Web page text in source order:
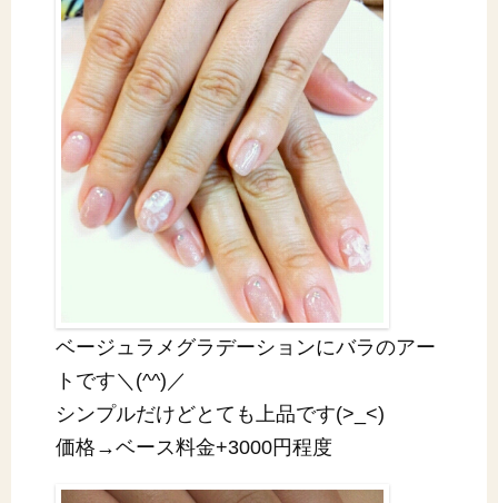
ベージュラメグラデーションにバラのアー
トです＼(^^)／
シンプルだけどとても上品です(>_<)
価格→ベース料金+3000円程度